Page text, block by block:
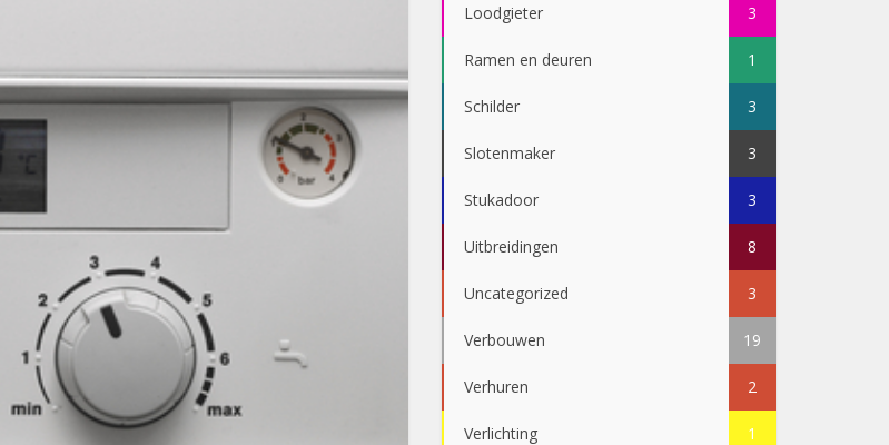
Loodgieter 3
Ramen en deuren 1
Schilder 3
Slotenmaker 3
Stukadoor 3
Uitbreidingen 8
Uncategorized 3
Verbouwen 19
Verhuren 2
Verlichting 1